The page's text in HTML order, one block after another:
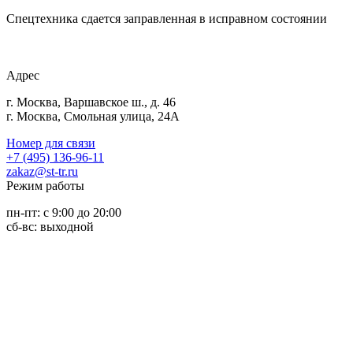
Спецтехника сдается заправленная в исправном состоянии
Адрес
г. Москва, Варшавское ш., д. 46
г. Москва, Смольная улица, 24А
Номер для связи
+7 (495) 136-96-11
zakaz@st-tr.ru
Режим работы
пн-пт: с 9:00 до 20:00
сб-вс: выходной